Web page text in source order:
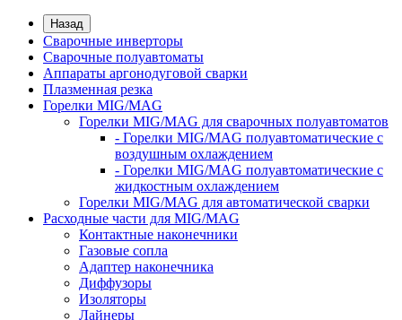
Назад
Сварочные инверторы
Сварочные полуавтоматы
Аппараты аргонодуговой сварки
Плазменная резка
Горелки MIG/MAG
Горелки MIG/MAG для сварочных полуавтоматов
- Горелки MIG/MAG полуавтоматические с
воздушным охлаждением
- Горелки MIG/MAG полуавтоматические с
жидкостным охлаждением
Горелки MIG/MAG для автоматической сварки
Расходные части для MIG/MAG
Контактные наконечники
Газовые сопла
Адаптер наконечника
Диффузоры
Изоляторы
Лайнеры